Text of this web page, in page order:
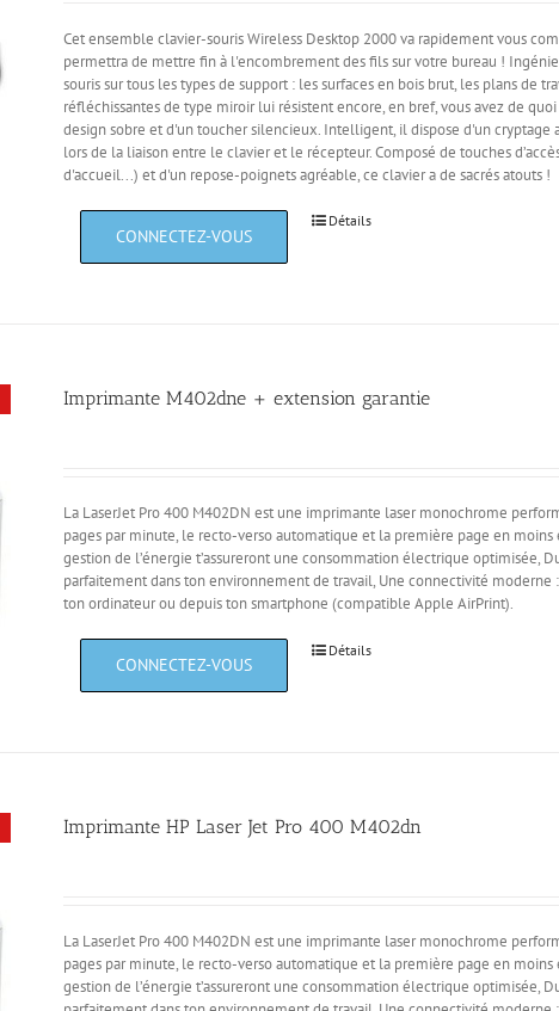
Cet ensemble clavier-souris Wireless Desktop 2000 va rapidement vous
permettra de mettre fin à l'encombrement des fils sur votre bureau !
souris sur tous les types de support : les surfaces en bois brut, les plans de
réfléchissantes de type miroir lui résistent encore, en bref, vous avez de
design sobre et d'un toucher silencieux. Intelligent, il dispose d'un cryptage
lors de la liaison entre le clavier et le récepteur. Composé de touches
d'accueil...) et d'un repose-poignets agréable, ce clavier a de sacrés atouts !
Détails
Imprimante M402dne + extension garantie
La LaserJet Pro 400 M402DN est une imprimante laser monochrome
pages par minute, le recto-verso automatique et la première page en
gestion de l’énergie t’assureront une consommation électrique optimisée,
parfaitement dans ton environnement de travail, Une connectivité
ton ordinateur ou depuis ton smartphone (compatible Apple AirPrint).
Détails
Imprimante HP Laser Jet Pro 400 M402dn
La LaserJet Pro 400 M402DN est une imprimante laser monochrome
pages par minute, le recto-verso automatique et la première page en
gestion de l’énergie t’assureront une consommation électrique optimisée,